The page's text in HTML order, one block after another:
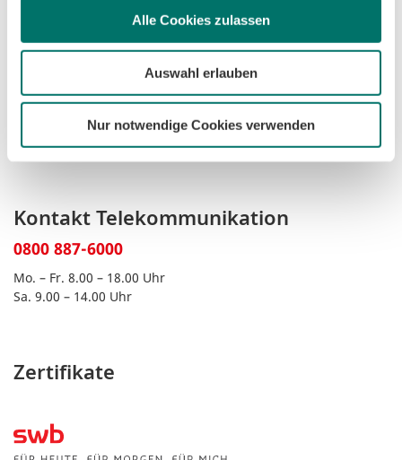
Alle Cookies zulassen
Auswahl erlauben
Nur notwendige Cookies verwenden
Kontakt Bremen
Mo. – Fr. 8.00 – 18.00 Uhr
Kontakt Telekommunikation
0800 887-6000
Mo. – Fr. 8.00 – 18.00 Uhr
Sa. 9.00 – 14.00 Uhr
Zertifikate